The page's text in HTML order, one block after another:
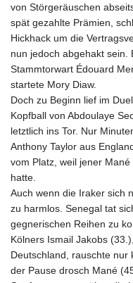
von Störgeräuschen
spät gezahlte Prämien,
Hickhack um die
nun jedoch abgehakt sein.
Stammtorwart Édouard
startete Mory Diaw.
Doch zu Beginn lief im
Kopfball von Abdoulaye
letztlich ins Tor. Nur
Anthony Taylor aus
vom Platz, weil jener
hatte.
Auch wenn die Iraker sich
zu harmlos. Senegal tat
gegnerischen Reihen zu
Kölners Ismail Jakobs
Deutschland, rauschte nur
der Pause drosch Mané